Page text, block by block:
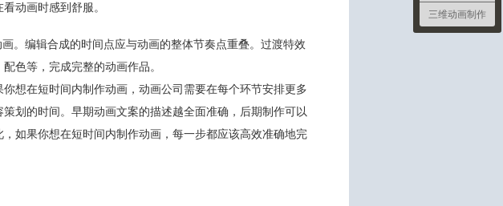
动画时感到舒服。
。编辑合成的时间点应与动画的整体节奏点重叠。过渡特效
色等，完成完整的动画作品。
想在短时间内制作动画，动画公司需要在每个环节安排更多
划的时间。早期动画文案的描述越全面准确，后期制作可以
如果你想在短时间内制作动画，每一步都应该高效准确地完
三维动画制作